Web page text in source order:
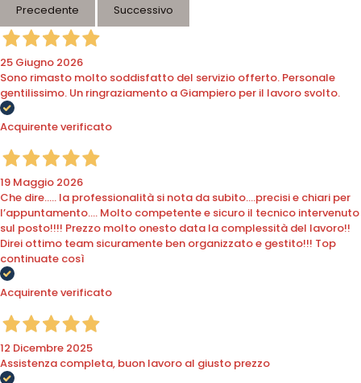
Precedente Successivo
25 Giugno 2026
Sono rimasto molto soddisfatto del servizio offerto. Personale
gentilissimo. Un ringraziamento a Giampiero per il lavoro svolto.
Acquirente verificato
19 Maggio 2026
Che dire….. la professionalità si nota da subito….precisi e chiari per
l’appuntamento…. Molto competente e sicuro il tecnico intervenuto
sul posto!!!! Prezzo molto onesto data la complessità del lavoro!!
Direi ottimo team sicuramente ben organizzato e gestito!!! Top
continuate così
Acquirente verificato
12 Dicembre 2025
Assistenza completa, buon lavoro al giusto prezzo